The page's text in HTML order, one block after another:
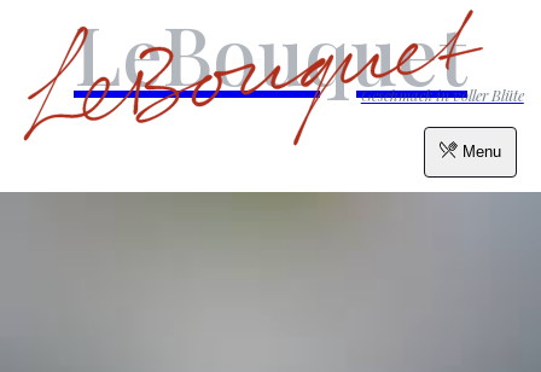
Menu
LeBouquet
Geschmack in voller Blüte